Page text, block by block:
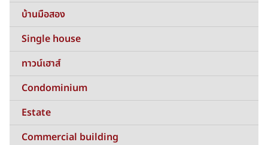
บ้านมือสอง
Single house
ทาวน์เฮาส์
Condominium
Estate
Commercial building